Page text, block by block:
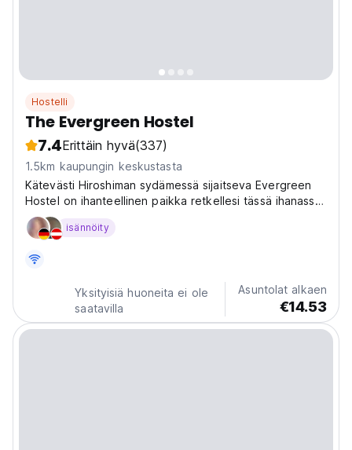
Hostelli
The Evergreen Hostel
7.4Erittäin hyvä(337)
1.5km kaupungin keskustasta
Kätevästi Hiroshiman sydämessä sijaitseva Evergreen
Hostel on ihanteellinen paikka retkellesi tässä ihanassa
kaupungissa.
isännöity
Yksityisiä huoneita ei ole
saatavilla
Asuntolat alkaen
€14.53